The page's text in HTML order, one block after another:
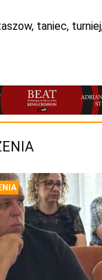
, taniec, turniej